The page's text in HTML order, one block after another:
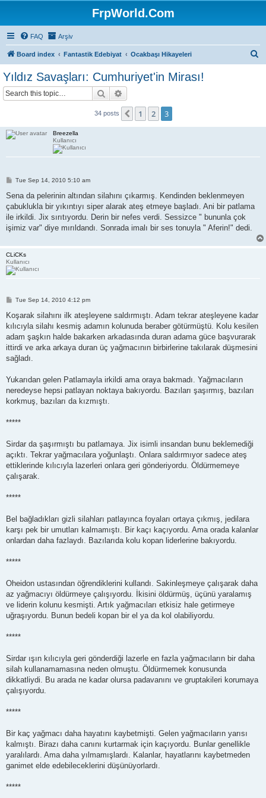
FrpWorld.Com
FAQ Arşiv
Board index Fantastik Edebiyat Ocakbaşı Hikayeleri
Yıldız Savaşları: Cumhuriyet'in Mirası!
Search
34 posts Previous
1 2 3
Breezella
Kullanıcı
P
s
Tue Sep 14, 2010 5:10 am
Sena da pelerinin altından silahını çıkarmış. Kendinden beklenmeyen
çabuklukla bir yıkıntıyı siper alarak ateş etmeye başladı. Ani bir patlama
ile irkildi. Jix sırıtıyordu. Derin bir nefes verdi. Sessizce " bununla çok
işimiz var" diye mırıldandı. Sonrada imalı bir ses tonuyla " Aferin!" dedi.
CLiCKs
Kullanıcı
P
s
Tue Sep 14, 2010 4:12 pm
Koşarak silahını ilk ateşleyene saldırmıştı. Adam tekrar ateşleyene kadar
kılıcıyla silahı kesmiş adamın kolunuda beraber götürmüştü. Kolu kesilen
adam şaşkın halde bakarken arkadasında duran adama güce başvurarak
ittirdi ve arka arkaya duran üç yağmacının birbirlerine takılarak düşmesini
sağladı.
Yukarıdan gelen Patlamayla irkildi ama oraya bakmadı. Yağmacıların
neredeyse hepsi patlayan noktaya bakıyordu. Bazıları şaşırmış, bazıları
korkmuş, bazıları da kızmıştı.
*****
Sirdar da şaşırmıştı bu patlamaya. Jix isimli insandan bunu beklemediği
açıktı. Tekrar yağmacılara yoğunlaştı. Onlara saldırmıyor sadece ateş
ettiklerinde kılıcıyla lazerleri onlara geri gönderiyordu. Öldürmemeye
çalışarak.
*****
Bel bağladıkları gizli silahları patlayınca foyaları ortaya çıkmış, jedilara
karşı pek bir umutları kalmamıştı. Bir kaçı kaçıyordu. Ama orada kalanlar
onlardan daha fazlaydı. Bazılarıda kolu kopan liderlerine bakıyordu.
*****
Oheidon ustasından öğrendiklerini kullandı. Sakinleşmeye çalışarak daha
az yağmacıyı öldürmeye çalışıyordu. İkisini öldürmüş, üçünü yaralamış
ve liderin kolunu kesmişti. Artık yağmacıları etkisiz hale getirmeye
uğraşıyordu. Bunun bedeli kopan bir el ya da kol olabiliyordu.
*****
Sirdar ışın kılıcıyla geri gönderdiği lazerle en fazla yağmacıların bir daha
silah kullanamamasına neden olmuştu. Öldürmemek konusunda
dikkatliydi. Bu arada ne kadar olursa padavanını ve gruptakileri korumaya
çalışıyordu.
*****
Bir kaç yağmacı daha hayatını kaybetmişti. Gelen yağmacıların yarısı
kalmıştı. Birazı daha canını kurtarmak için kaçıyordu. Bunlar genellikle
yaralılardı. Ama daha yılmamışlardı. Kalanlar, hayatlarını kaybetmeden
ganimet elde edebileceklerini düşünüyorlardı.
*****